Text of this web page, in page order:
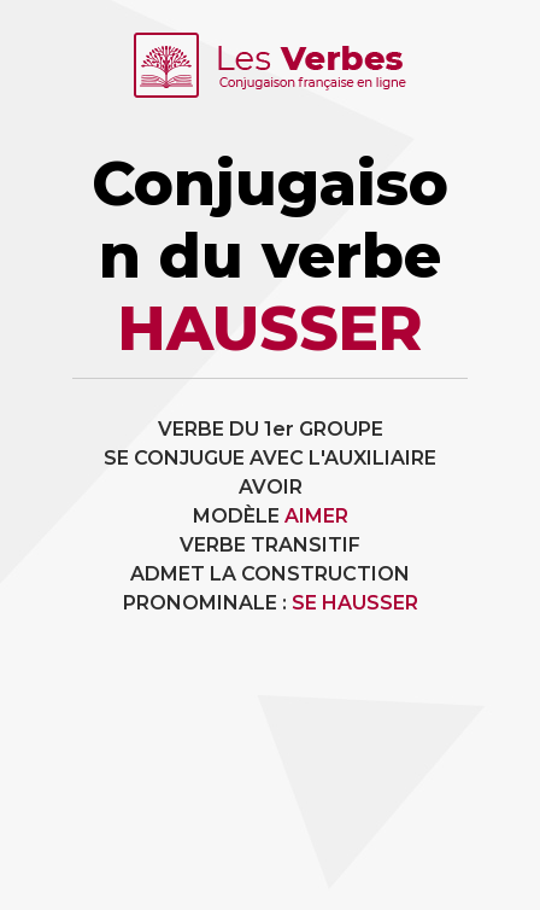
Conjugaiso
n du verbe
HAUSSER
VERBE DU 1er GROUPE
SE CONJUGUE AVEC L'AUXILIAIRE
AVOIR
MODÈLE AIMER
VERBE TRANSITIF
ADMET LA CONSTRUCTION
PRONOMINALE : SE HAUSSER